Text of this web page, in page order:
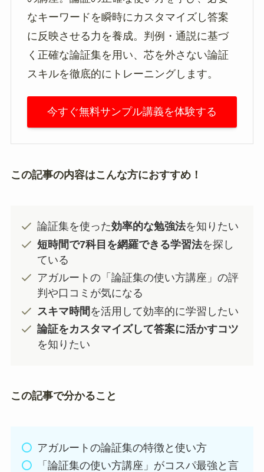
なキーワードを瞬時にカスタマイズし答案
に反映させる力を養成。判例・通説に基づ
く正確な論証集を用い、芯を外さない論証
スキルを徹底的にトレーニングします。
今すぐ無料サンプル講義を体験する
この記事の内容はこんな方におすすめ！
論証集を使った効率的な勉強法を知りたい
短時間で7科目を網羅できる学習法を探し
ている
アガルートの「論証集の使い方講座」の評
判や口コミが気になる
スキマ時間 を活用して効率的に学習したい
論証をカスタマイズして答案に活かすコツ
を知りたい
この記事で分かること
アガルートの論証集の特徴と使い方
「論証集の使い方講座」がコスパ最強と言